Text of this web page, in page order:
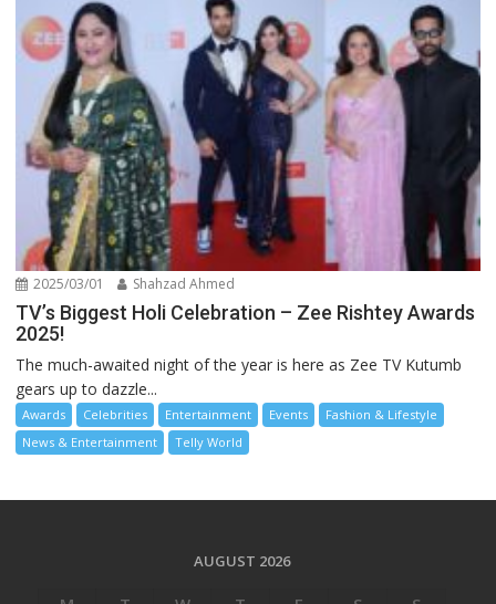
2025/03/01 Shahzad Ahmed
TV’s Biggest Holi Celebration – Zee Rishtey Awards
2025!
The much-awaited night of the year is here as Zee TV Kutumb
gears up to dazzle...
Awards Celebrities Entertainment Events
Fashion & Lifestyle
News & Entertainment
Telly World
AUGUST 2026